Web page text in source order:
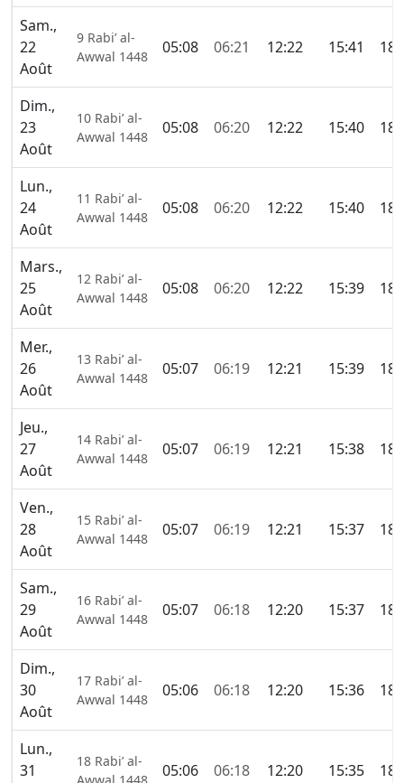
Sam.,
22
Août
9 Rabi’ al-
Awwal 1448
05:08 06:21 12:22 15:41
Dim.,
23
Août
10 Rabi’ al-
Awwal 1448
05:08 06:20 12:22 15:40
Lun.,
24
Août
11 Rabi’ al-
Awwal 1448
05:08 06:20 12:22 15:40
Mars.,
25
Août
12 Rabi’ al-
Awwal 1448
05:08 06:20 12:22 15:39
Mer.,
26
Août
13 Rabi’ al-
Awwal 1448
05:07 06:19 12:21 15:39
Jeu.,
27
Août
14 Rabi’ al-
Awwal 1448
05:07 06:19 12:21 15:38
Ven.,
28
Août
15 Rabi’ al-
Awwal 1448
05:07 06:19 12:21 15:37
Sam.,
29
Août
16 Rabi’ al-
Awwal 1448
05:07 06:18 12:20 15:37
Dim.,
30
Août
17 Rabi’ al-
Awwal 1448
05:06 06:18 12:20 15:36
Lun.,
31
18 Rabi’ al-
05:06 06:18 12:20 15:35